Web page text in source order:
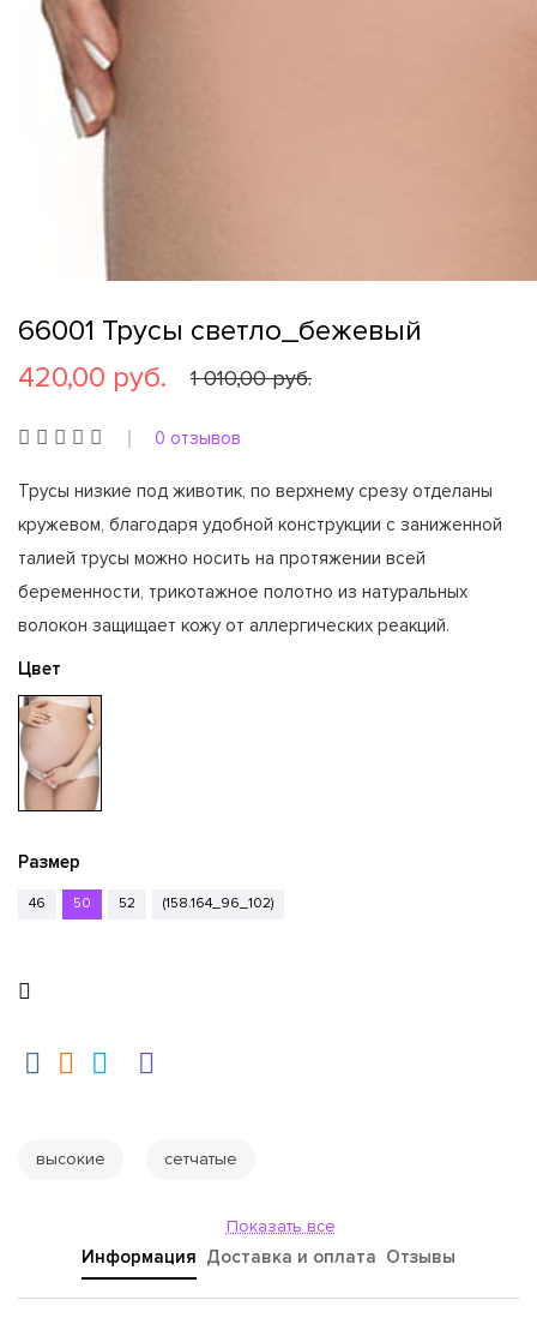
66001 Трусы светло_бежевый
420,00 руб.
1 010,00 руб.
0 отзывов
Трусы низкие под животик, по верхнему срезу отделаны
кружевом, благодаря удобной конструкции с заниженной
талией трусы можно носить на протяжении всей
беременности, трикотажное полотно из натуральных
волокон защищает кожу от аллергических реакций.
Цвет
Размер
46 50 52 (158.164_96_102)
высокие сетчатые
Показать все
Информация Доставка и оплата Отзывы